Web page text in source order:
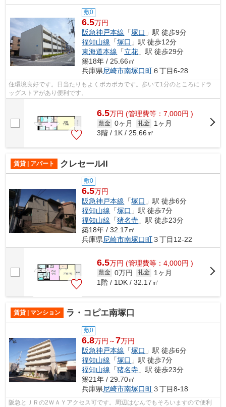
敷0
6.5万円
阪急神戸本線 「塚口 」駅 徒歩9分
福知山線 「塚口 」駅 徒歩12分
東海道本線 「立花 」駅 徒歩29分
築18年 / 25.66㎡
兵庫県尼崎市南塚口町６丁目6-28
住環境良好です。日当たりもよくポカポカです。歩いて1分のところにドラ
ッグストアがあり便利です。
6.5万円 (管理費等：7,000円 )
敷金 0ヶ月 礼金
1ヶ月
3階 / 1K / 25.66㎡
賃貸 | アパート クレセールII
敷0
6.5万円
阪急神戸本線 「塚口 」駅 徒歩6分
福知山線 「塚口 」駅 徒歩7分
福知山線 「猪名寺 」駅 徒歩23分
築18年 / 32.17㎡
兵庫県尼崎市南塚口町３丁目12-22
6.5万円 (管理費等：4,000円 )
敷金 0万円 礼金
1ヶ月
1階 / 1DK / 32.17㎡
賃貸 | マンション ラ・コピエ南塚口
敷0
6.8万円～7万円
阪急神戸本線 「塚口 」駅 徒歩6分
福知山線 「塚口 」駅 徒歩7分
福知山線 「猪名寺 」駅 徒歩23分
築21年 / 29.70㎡
兵庫県尼崎市南塚口町３丁目8-18
阪急とＪＲの2ＷＡＹアクセス可です。周辺はなんでもそろいますので便利